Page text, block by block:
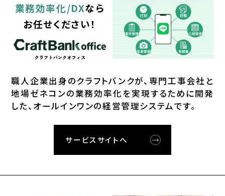
業務効率化/DXなら
お任せください！
職⼈企業出⾝のクラフトバンクが、 専⾨⼯事会社と
地場ゼネコンの業務効率化を実現するために開発
した、オールインワンの経営管理システムです。
サービスサイトへ